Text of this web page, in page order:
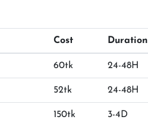
Cost Duration
60tk 24-48H
52tk 24-48H
150tk 3-4D